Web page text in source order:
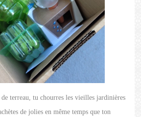
terreau, tu chourres les vieilles jardinières
de jolies en même temps que ton